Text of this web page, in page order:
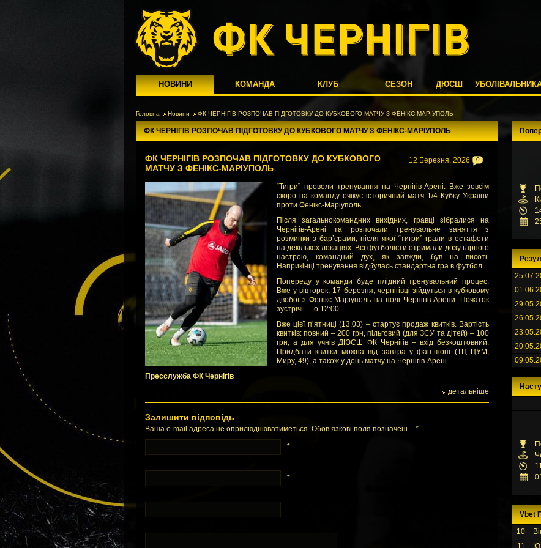
НОВИНИ КОМАНДА КЛУБ СЕЗОН ДЮСШ
Головна Новини ФК ЧЕРНІГІВ РОЗПОЧАВ ПІДГОТОВКУ ДО КУБКОВОГО МАТЧУ З ФЕНІКС-МАРІУПОЛЬ
ФК ЧЕРНІГІВ РОЗПОЧАВ ПІДГОТОВКУ ДО КУБКОВОГО МАТЧУ З ФЕНІКС-МАРІУПОЛЬ
0
12 Березня, 2026
ФК ЧЕРНІГІВ РОЗПОЧАВ ПІДГОТОВКУ ДО КУБКОВОГО
МАТЧУ З ФЕНІКС-МАРІУПОЛЬ
“Тигри” провели тренування на Чернігів-Арені. Вже зовсім
скоро на команду очікує історичний матч 1/4 Кубку України
проти Фенікс-Маріуполь.
Після загальнокомандних вихідних, гравці зібралися на
Чернігів-Арені та розпочали тренувальне заняття з
розминки з бар’єрами, після якої “тигри” грали в естафети
на декількох локаціях. Всі футболісти отримали дозу гарного
настрою, командний дух, як завжди, був на висоті.
Наприкінці тренування відбулась стандартна гра в футбол.
Попереду у команди буде плідний тренувальний процес.
Вже у вівторок, 17 березня, чернігівці зійдуться в кубковому
двобої з Фенікс-Маріуполь на полі Чернігів-Арени. Початок
зустрічі — о 12:00.
Вже цієї пʼятниці (13.03) – стартує продаж квитків. Вартість
квитків: повний – 200 грн, пільговий (для ЗСУ та дітей) – 100
грн, а для учнів ДЮСШ ФК Чернігів – вхід безкоштовний.
Придбати квитки можна від завтра у фан-шопі (ТЦ ЦУМ,
Миру, 49), а також у день матчу на Чернігів-Арені.
Пресслужба ФК Чернігів
детальніше
Залишити відповідь
Ваша e-mail адреса не оприлюднюватиметься. Обов’язкові поля позначені *
*
*
Vbet
10
11